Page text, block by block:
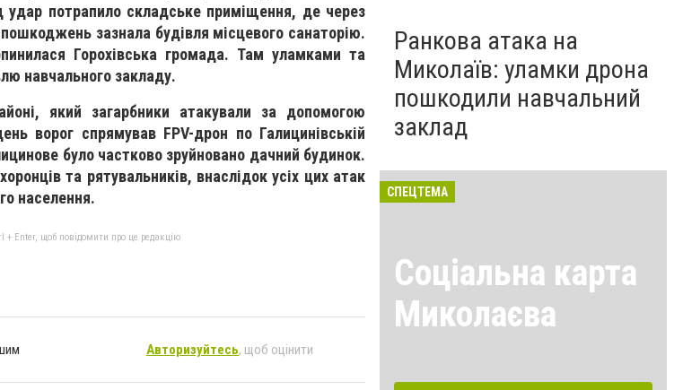
удар потрапило складське приміщення, де через
зазнала будівля місцевого санаторію.
Горохівська громада. Там уламками та
навчального закладу.
який загарбники атакували за допомогою
ворог спрямував FPV-дрон по Галицинівській
було частково зруйновано дачний будинок.
та рятувальників, внаслідок усіх цих атак
населення.
+ Enter, щоб повідомити про це редакцію
Авторизуйтесь, щоб оцінити
Ранкова атака на
Миколаїв: уламки дрона
пошкодили навчальний
заклад
СПЕЦТЕМА
Соціальна карта
Миколаєва